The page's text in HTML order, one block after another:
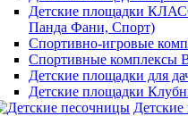
Детские площадки
Панда Фани, Спорт)
Спортивно-игровые
Спортивные комплексы
Детские площадки для
Детские площадки